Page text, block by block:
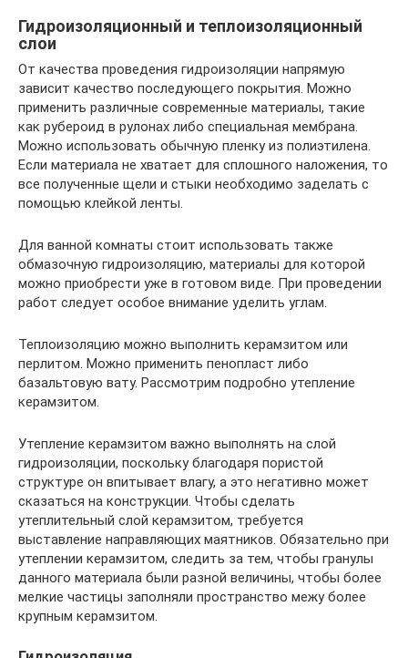
Гидроизоляционный и теплоизоляционный
слои
От качества проведения гидроизоляции напрямую
зависит качество последующего покрытия. Можно
применить различные современные материалы, такие
как рубероид в рулонах либо специальная мембрана.
Можно использовать обычную пленку из полиэтилена.
Если материала не хватает для сплошного наложения, то
все полученные щели и стыки необходимо заделать с
помощью клейкой ленты.
Для ванной комнаты стоит использовать также
обмазочную гидроизоляцию, материалы для которой
можно приобрести уже в готовом виде. При проведении
работ следует особое внимание уделить углам.
Теплоизоляцию можно выполнить керамзитом или
перлитом. Можно применить пенопласт либо
базальтовую вату. Рассмотрим подробно утепление
керамзитом.
Утепление керамзитом важно выполнять на слой
гидроизоляции, поскольку благодаря пористой
структуре он впитывает влагу, а это негативно может
сказаться на конструкции. Чтобы сделать
утеплительный слой керамзитом, требуется
выставление направляющих маятников. Обязательно при
утеплении керамзитом, следить за тем, чтобы гранулы
данного материала были разной величины, чтобы более
мелкие частицы заполняли пространство межу более
крупным керамзитом.